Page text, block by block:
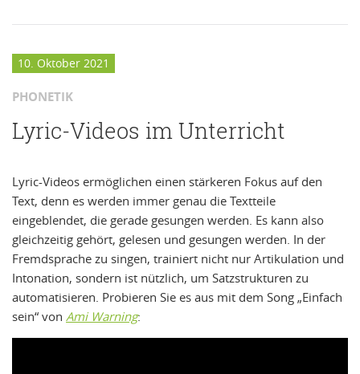
10. Oktober 2021
PHONETIK
Lyric-Videos im Unterricht
Lyric-Videos ermöglichen einen stärkeren Fokus auf den
Text, denn es werden immer genau die Textteile
eingeblendet, die gerade gesungen werden. Es kann also
gleichzeitig gehört, gelesen und gesungen werden. In der
Fremdsprache zu singen, trainiert nicht nur Artikulation und
Intonation, sondern ist nützlich, um Satzstrukturen zu
automatisieren. Probieren Sie es aus mit dem Song „Einfach
sein“ von Ami Warning: